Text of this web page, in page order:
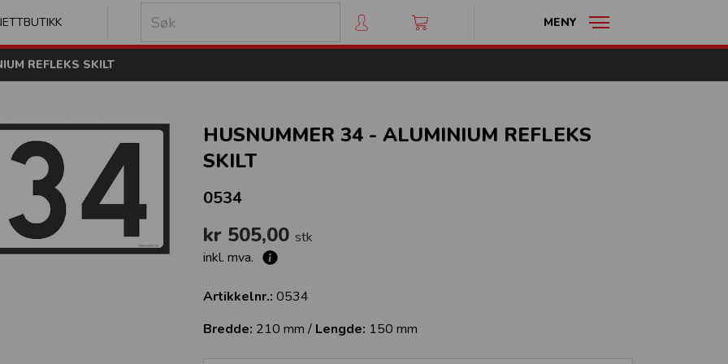
MENY
REFLEKS SKILT
HUSNUMMER 34 - ALUMINIUM REFLEKS
SKILT
0534
kr 505,00stk
inkl. mva.
Artikkelnr.: 0534
Bredde: 210 mm / Lengde: 150 mm